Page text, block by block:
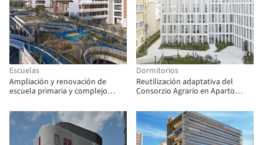
Escuelas
Ampliación y renovación de
escuela primaria y complejo
urbana / Atelier Archmixing
Dormitorios
Reutilización adaptativa del
Consorzio Agrario en Aparto